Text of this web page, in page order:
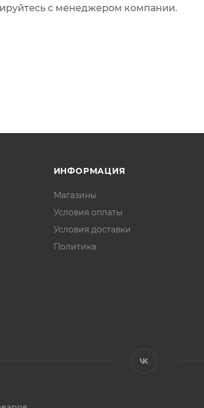
с менеджером компании.
ИНФОРМАЦИЯ
Магазины
Условия оплаты
Условия доставки
Политика